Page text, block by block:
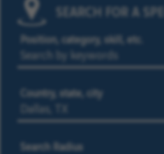
SEARCH FOR A
Position, category, skill, etc.
Country, state, city
Search Radius